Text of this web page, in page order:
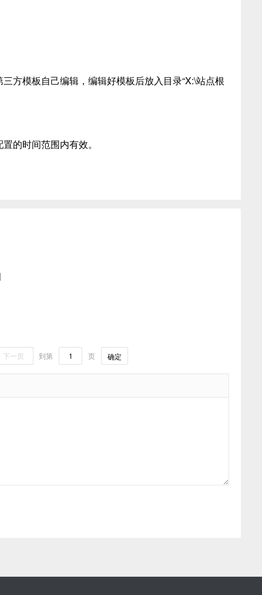
方模板自己编辑，编辑好模板后放入目录“X:\站点根
的时间范围内有效。
下一页 到第 页 确定